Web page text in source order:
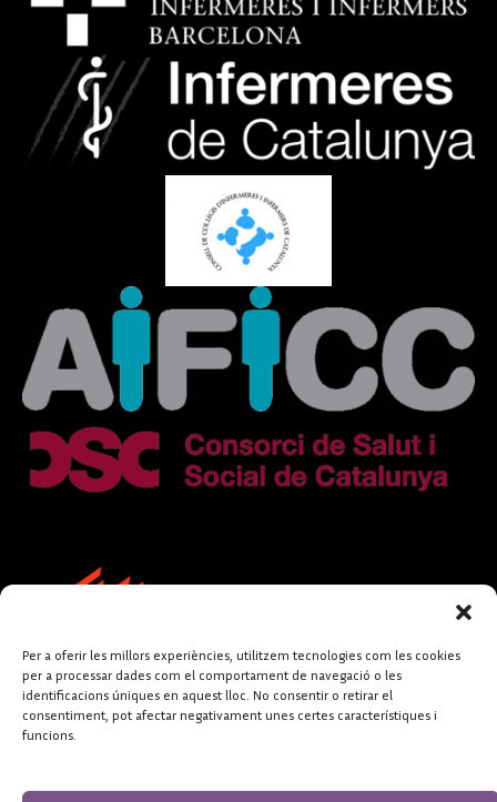
Per a oferir les millors experiències, utilitzem tecnologies com les cookies
per a processar dades com el comportament de navegació o les
identificacions úniques en aquest lloc. No consentir o retirar el
consentiment, pot afectar negativament unes certes característiques i
funcions.
FUNDACIÓ